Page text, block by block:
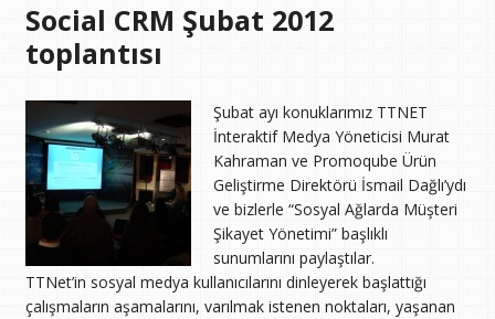
Social CRM Şubat 2012
toplantısı
Şubat ayı konuklarımız TTNET
İnteraktif Medya Yöneticisi Murat
Kahraman ve Promoqube Ürün
Geliştirme Direktörü İsmail Dağlı’ydı
ve bizlerle “Sosyal Ağlarda Müşteri
Şikayet Yönetimi” başlıklı
sunumlarını paylaştılar.
TTNet’in sosyal medya kullanıcılarını dinleyerek başlattığı
çalışmaların aşamalarını, varılmak istenen noktaları, yaşanan